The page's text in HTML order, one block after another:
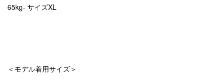
65kg- サイズXL
＜モデル着用サイズ＞